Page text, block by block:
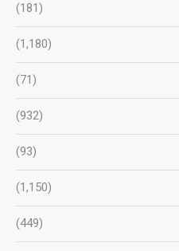
(181)
(1,180)
(71)
(932)
(93)
(1,150)
(449)